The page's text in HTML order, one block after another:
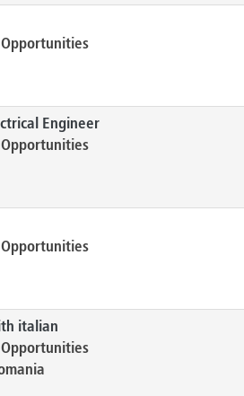
Opportunities
Engineer
Opportunities
Opportunities
italian
Opportunities